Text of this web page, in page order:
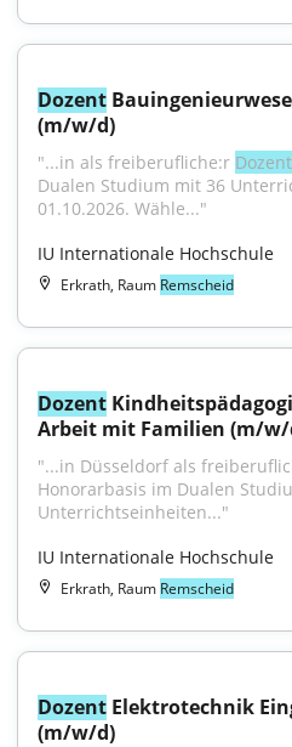
Dozent
(m/w/d)
"...in als freiberufliche:r
Dualen Studium mit 36
01.10.2026. Wähle..."
IU Internationale Hochschule
Erkrath, Raum Remscheid
Dozent
Arbeit mit Familien (m/
"...in Düsseldorf als
Honorarbasis im Dualen
Unterrichtseinheiten..."
IU Internationale Hochschule
Erkrath, Raum Remscheid
Dozent Elektrotechnik
(m/w/d)